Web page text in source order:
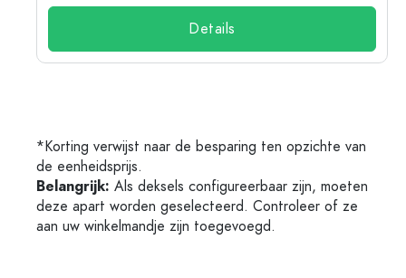
Details
*Korting verwijst naar de besparing ten opzichte van
de eenheidsprijs.
Belangrijk: Als deksels configureerbaar zijn, moeten
deze apart worden geselecteerd. Controleer of ze
aan uw winkelmandje zijn toegevoegd.